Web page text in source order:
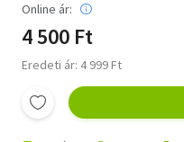
Online ár:
4 500 Ft
Eredeti ár: 4 999 Ft